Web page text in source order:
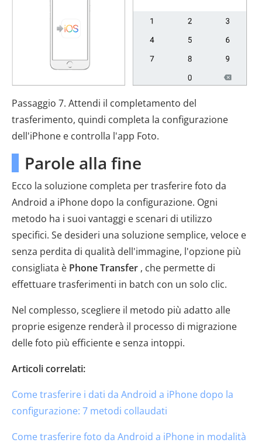
Passaggio 7. Attendi il completamento del
trasferimento, quindi completa la configurazione
dell'iPhone e controlla l'app Foto.
Parole alla fine
Ecco la soluzione completa per trasferire foto da
Android a iPhone dopo la configurazione. Ogni
metodo ha i suoi vantaggi e scenari di utilizzo
specifici. Se desideri una soluzione semplice, veloce e
senza perdita di qualità dell'immagine, l'opzione più
consigliata è Phone Transfer , che permette di
effettuare trasferimenti in batch con un solo clic.
Nel complesso, scegliere il metodo più adatto alle
proprie esigenze renderà il processo di migrazione
delle foto più efficiente e senza intoppi.
Articoli correlati:
Come trasferire i dati da Android a iPhone dopo la
configurazione: 7 metodi collaudati
Come trasferire foto da Android a iPhone in modalità